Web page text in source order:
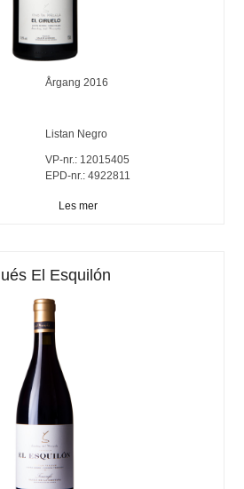
Årgang 2016
Listan Negro
VP-nr.:12015405
EPD-nr.: 4922811
Les mer
El Esquilón